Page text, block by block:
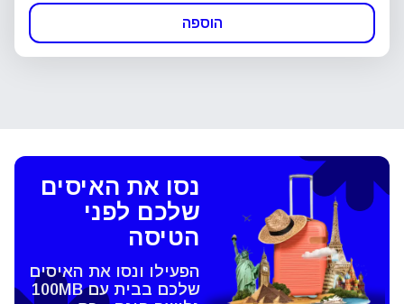
הוספה
נסו את האיסים
שלכם לפני
הטיסה
הפעילו ונסו את האיסים
שלכם בבית עם 100MB